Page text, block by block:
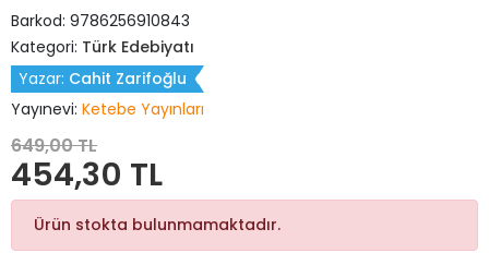
Barkod: 9786256910843
Kategori: Türk Edebiyatı
Yazar: Cahit Zarifoğlu
Yayınevi: Ketebe Yayınları
649,00 TL
454,30 TL
Ürün stokta bulunmamaktadır.